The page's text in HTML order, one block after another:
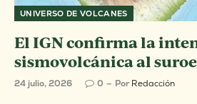
UNIVERSO DE VOLCANES
El IGN confirma la
sismovolcánica al
24 julio, 2026 0 Por Redacción